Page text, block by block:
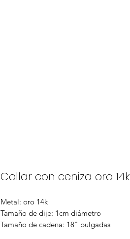
Collar con ceniza oro 14k
Metal: oro 14k
Tamaño de dije: 1cm diámetro
Tamaño de cadena: 18" pulgadas